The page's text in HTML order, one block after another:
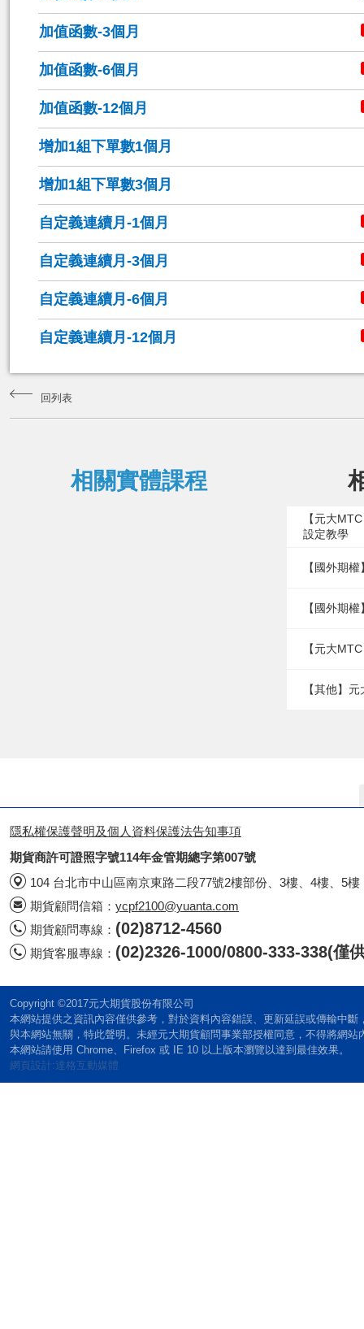
加值函數-3個月
加值函數-6個月
加值函數-12個月
增加1組下單數1個月
增加1組下單數3個月
自定義連續月-1個月
自定義連續月-3個月
自定義連續月-6個月
自定義連續月-12個月
回列表
相關實體課程
【元大
設定教學
【國外期
【國外期
【元大
【其他】
隱私權保護聲明及個人資料保護法告知事項
期貨商許可證照字號114年金管期總字第007號
104 台北市中山區南京東路二段77號2樓部份、3樓、4樓、5樓
期貨顧問信箱： ycpf2100@yuanta.com
期貨顧問專線： (02)8712-4560
期貨客服專線： (02)2326-1000/0800-333-338(僅
Copyright ©2017元大期貨股份有限公司
本網站提供之資訊內容僅供參考，對於資料內容錯誤、更新延誤或傳輸中
與本網站無關，特此聲明。未經元大期貨顧問事業部授權同意，不得將網站
本網站請使用 Chrome、Firefox 或 IE 10 以上版本瀏覽以達到最佳效果。
網頁設計:達格互動媒體